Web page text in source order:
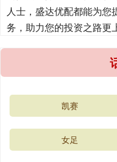
人士，盛达优配都能为您
务，助力您的投资之路更
凯赛
女足